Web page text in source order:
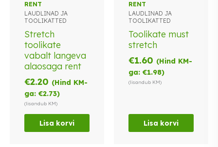
RENT
LAUDLINAD JA
TOOLIKATTED
Stretch
toolikate
vabalt langeva
alaosaga rent
€2.20 (Hind KM-
ga:€2.73)
(lisandub KM)
Lisa korvi
RENT
LAUDLINAD JA
TOOLIKATTED
Toolikate must
stretch
€1.60 (Hind KM-
ga:€1.98)
(lisandub KM)
Lisa korvi